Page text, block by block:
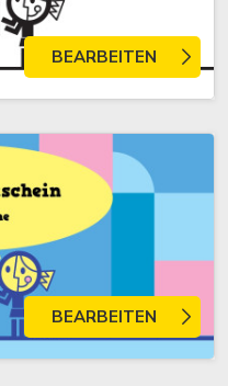
BEARBEITEN
BEARBEITEN